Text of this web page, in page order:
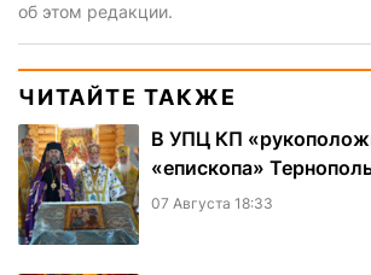
об этом редакции.
ЧИТАЙТЕ ТАКЖЕ
В УПЦ КП
«епископа»
07 Августа 18:33